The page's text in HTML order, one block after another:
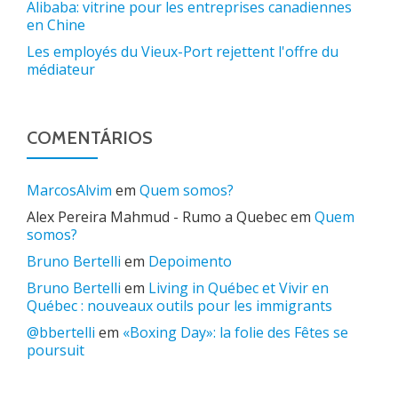
Alibaba: vitrine pour les entreprises canadiennes
en Chine
Les employés du Vieux-Port rejettent l'offre du
médiateur
COMENTÁRIOS
MarcosAlvim em Quem somos?
Alex Pereira Mahmud - Rumo a Quebecem Quem
somos?
Bruno Bertelli em Depoimento
Bruno Bertelli em Living in Québec et Vivir en
Québec : nouveaux outils pour les immigrants
@bbertelli em «Boxing Day»: la folie des Fêtes se
poursuit